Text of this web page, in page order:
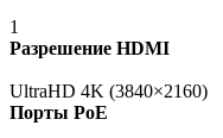
1
Разрешение HDMI
UltraHD 4K (3840×2160)
Порты PoE